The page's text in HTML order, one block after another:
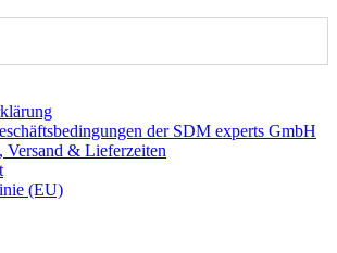
der SDM experts GmbH
& Lieferzeiten
(EU)